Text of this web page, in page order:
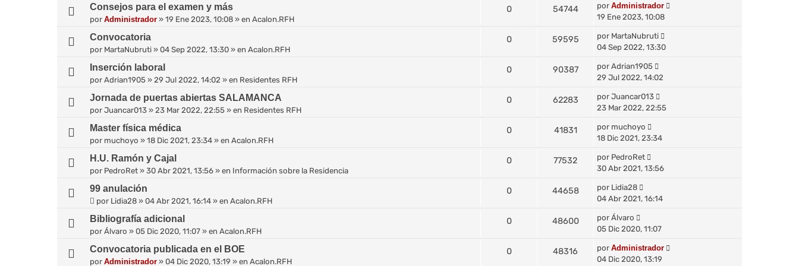
Consejos para el examen y más
por Administrador » 19 Ene 2023, 10:08 » en Acalon.RFH
0 54744 por Administrador
19 Ene 2023, 10:08
Convocatoria
por MartaNubruti » 04 Sep 2022, 13:30 » en Acalon.RFH
0 59595 por MartaNubruti
04 Sep 2022, 13:30
Inserción laboral
por Adrian1905 » 29 Jul 2022, 14:02 » en Residentes RFH
0 90387 por Adrian1905
29 Jul 2022, 14:02
Jornada de puertas abiertas SALAMANCA
por Juancar013 » 23 Mar 2022, 22:55 » en Residentes RFH
0 62283 por Juancar013
23 Mar 2022, 22:55
Master física médica
por muchoyo » 18 Dic 2021, 23:34 » en Acalon.RFH
0 41831 por muchoyo
18 Dic 2021, 23:34
H.U. Ramón y Cajal
por PedroRet » 30 Abr 2021, 13:56 » en Información sobre la Residencia
0 77532 por PedroRet
30 Abr 2021, 13:56
99 anulación
por Lidia28 » 04 Abr 2021, 16:14 » en Acalon.RFH
0 44658 por Lidia28
04 Abr 2021, 16:14
Bibliografía adicional
por Álvaro » 05 Dic 2020, 11:07 » en Acalon.RFH
0 48600 por Álvaro
05 Dic 2020, 11:07
Convocatoria publicada en el BOE
por Administrador » 04 Dic 2020, 13:19 » en Acalon.RFH
0 48316 por Administrador
04 Dic 2020, 13:19